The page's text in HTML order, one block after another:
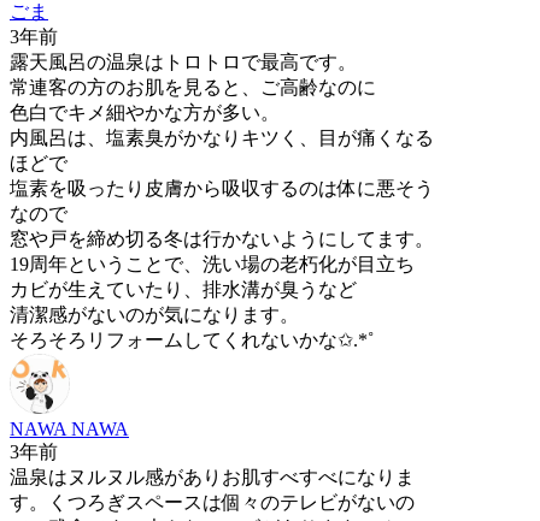
ごま
3年前
露天風呂の温泉はトロトロで最高です。
常連客の方のお肌を見ると、ご高齢なのに
色白でキメ細やかな方が多い。
内風呂は、塩素臭がかなりキツく、目が痛くなる
ほどで
塩素を吸ったり皮膚から吸収するのは体に悪そう
なので
窓や戸を締め切る冬は行かないようにしてます。
19周年ということで、洗い場の老朽化が目立ち
カビが生えていたり、排水溝が臭うなど
清潔感がないのが気になります。
そろそろリフォームしてくれないかな✩.*˚
NAWA NAWA
3年前
温泉はヌルヌル感がありお肌すべすべになりま
す。くつろぎスペースは個々のテレビがないの